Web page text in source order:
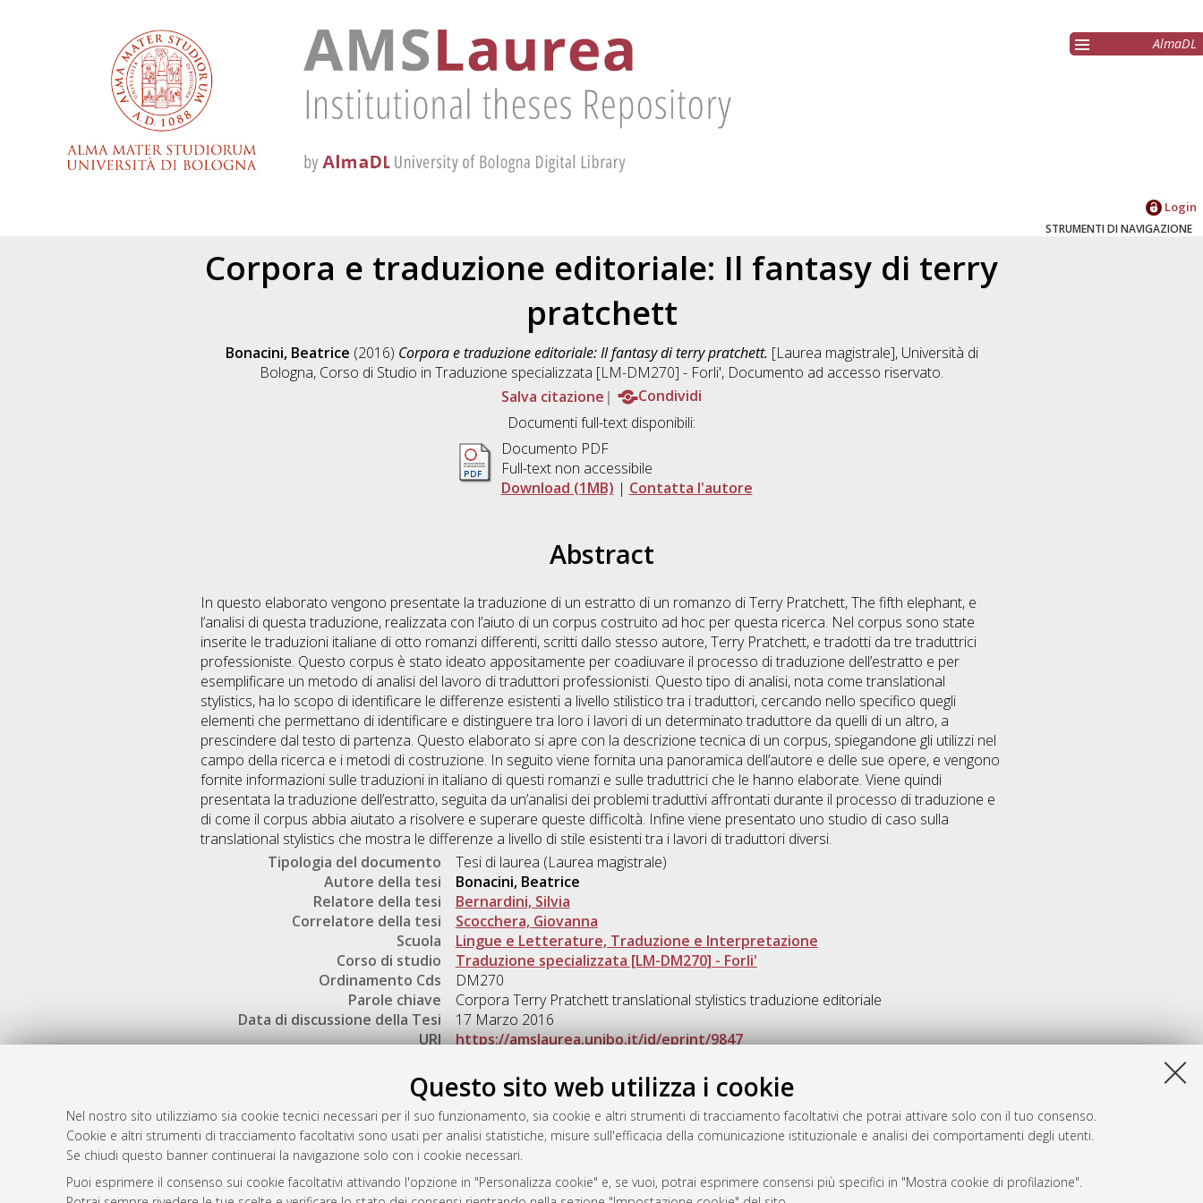
Questo sito web utilizza i cookie
Nel nostro sito utilizziamo sia cookie tecnici necessari per il suo funzionamento, sia cookie e altri strumenti di tracciamento facoltativi che potrai attivare solo con il tuo consenso.
Cookie e altri strumenti di tracciamento facoltativi sono usati per analisi statistiche, misure sull'efficacia della comunicazione istituzionale e analisi dei comportamenti degli utenti.
Se chiudi questo banner continuerai la navigazione solo con i cookie necessari.
Puoi esprimere il consenso sui cookie facoltativi attivando l'opzione in "Personalizza cookie" e, se vuoi, potrai esprimere consensi più specifici in "Mostra cookie di profilazione".
AlmaDL
Login
STRUMENTI DI NAVIGAZIONE
Corpora e traduzione editoriale: Il fantasy di terry
pratchett
Bonacini, Beatrice (2016) Corpora e traduzione editoriale: Il fantasy di terry pratchett. [Laurea magistrale], Università di
Bologna, Corso di Studio in Traduzione specializzata [LM-DM270] - Forli', Documento ad accesso riservato.
Salva citazione
Condividi
Documenti full-text disponibili:
Documento PDF
Full-text non accessibile
Download (1MB) | Contatta l'autore
Abstract
In questo elaborato vengono presentate la traduzione di un estratto di un romanzo di Terry Pratchett, The fifth elephant, e
l’analisi di questa traduzione, realizzata con l’aiuto di un corpus costruito ad hoc per questa ricerca. Nel corpus sono state
inserite le traduzioni italiane di otto romanzi differenti, scritti dallo stesso autore, Terry Pratchett, e tradotti da tre traduttrici
professioniste. Questo corpus è stato ideato appositamente per coadiuvare il processo di traduzione dell’estratto e per
esemplificare un metodo di analisi del lavoro di traduttori professionisti. Questo tipo di analisi, nota come translational
stylistics, ha lo scopo di identificare le differenze esistenti a livello stilistico tra i traduttori, cercando nello specifico quegli
elementi che permettano di identificare e distinguere tra loro i lavori di un determinato traduttore da quelli di un altro, a
prescindere dal testo di partenza. Questo elaborato si apre con la descrizione tecnica di un corpus, spiegandone gli utilizzi nel
campo della ricerca e i metodi di costruzione. In seguito viene fornita una panoramica dell’autore e delle sue opere, e vengono
fornite informazioni sulle traduzioni in italiano di questi romanzi e sulle traduttrici che le hanno elaborate. Viene quindi
presentata la traduzione dell’estratto, seguita da un’analisi dei problemi traduttivi affrontati durante il processo di traduzione e
di come il corpus abbia aiutato a risolvere e superare queste difficoltà. Infine viene presentato uno studio di caso sulla
translational stylistics che mostra le differenze a livello di stile esistenti tra i lavori di traduttori diversi.
Tipologia del documento
Tesi di laurea (Laurea magistrale)
Autore della tesi
Bonacini, Beatrice
Relatore della tesi
Bernardini, Silvia
Correlatore della tesi
Scocchera, Giovanna
Scuola
Lingue e Letterature, Traduzione e Interpretazione
Corso di studio
Traduzione specializzata [LM-DM270] - Forli'
Ordinamento Cds
DM270
Parole chiave
Corpora Terry Pratchett translational stylistics traduzione editoriale
Data di discussione della Tesi
17 Marzo 2016
URI
https://amslaurea.unibo.it/id/eprint/9847
Gestione del documento:
Atom
Rss 1.0
AMS Laurea
Servizio implementato e gestito da
Impostazioni Cookie